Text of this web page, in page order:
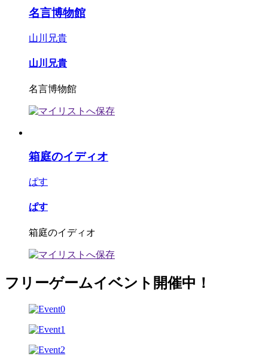
名言博物館
山川兄貴
山川兄貴
名言博物館
箱庭のイディオ
ぱす
ぱす
箱庭のイディオ
フリーゲームイベント開催中！